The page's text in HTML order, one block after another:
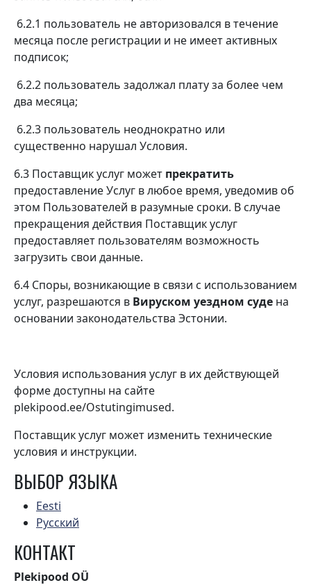
ВЫБОР ЯЗЫКА
Eesti
Русский
КОНТАКТ
Plekipood OÜ
6.2.1 пользователь не авторизовался в течение
месяца после регистрации и не имеет активных
подписок;
6.2.2 пользователь задолжал плату за более чем
два месяца;
6.2.3 пользователь неоднократно или
существенно нарушал Условия.
6.3 Поставщик услуг может прекратить
предоставление Услуг в любое время, уведомив об
этом Пользователей в разумные сроки. В случае
прекращения действия Поставщик услуг
предоставляет пользователям возможность
загрузить свои данные.
6.4 Споры, возникающие в связи с использованием
услуг, разрешаются в Вируском уездном суде на
основании законодательства Эстонии.
Условия использования услуг в их действующей
форме доступны на сайте
plekipood.ee/Ostutingimused.
Поставщик услуг может изменить технические
условия и инструкции.